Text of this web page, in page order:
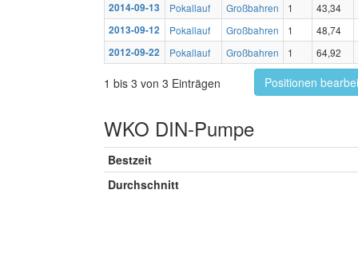
2014-09-13 Pokallauf Großbahren 1
43,34
2013-09-12
Pokallauf Großbahren 1
48,74
2012-09-22
Pokallauf Großbahren 1 64,92
1 bis 3 von 3 Einträgen Positionen
WKO DIN-Pumpe
Bestzeit
Durchschnitt